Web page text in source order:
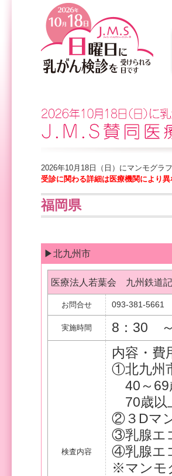
2026年10月18日（日）にマンモグラ
受診に関わる詳細は医療機関により
福岡県
▶北九州市
医療法人若葉会 九州鉄道
お問合せ 093-381-5661
実施時間 8：30
検査内容
内容・費
①北九州
40～69
70歳
②３Dマ
③乳腺
④乳腺エ
※マンモ